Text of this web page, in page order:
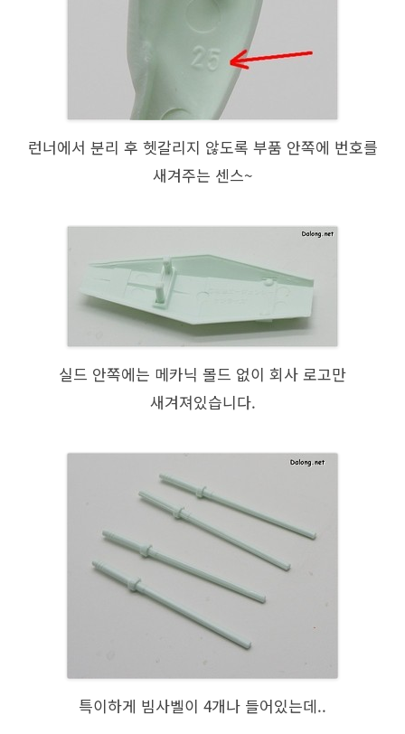
런너에서 분리 후 헷갈리지 않도록 부품 안쪽에 번호를
새겨주는 센스~
실드 안쪽에는 메카닉 몰드 없이 회사 로고만
새겨져있습니다.
특이하게 빔사벨이 4개나 들어있는데..